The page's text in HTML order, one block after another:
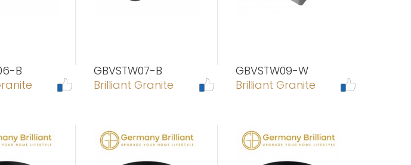
B
GBVSTW07-B
Brilliant Granite
GBVSTW09-W
Brilliant Granite